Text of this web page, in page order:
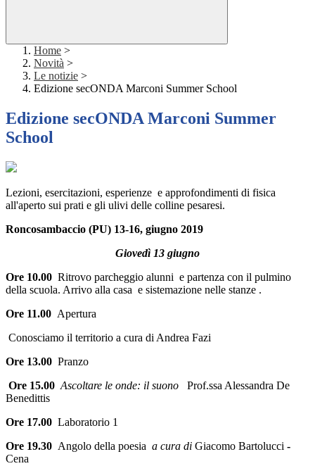
Home >
Novità >
Le notizie >
Edizione secONDA Marconi Summer School
Edizione secONDA Marconi Summer
School
Lezioni, esercitazioni, esperienze e approfondimenti di fisica
all'aperto sui prati e gli ulivi delle colline pesaresi.
Roncosambaccio (PU) 13-16, giugno 2019
Giovedì 13 giugno
Ore 10.00 Ritrovo parcheggio alunni e partenza con il pulmino
della scuola. Arrivo alla casa e sistemazione nelle stanze .
Ore 11.00 Apertura
Conosciamo il territorio a cura di Andrea Fazi
Ore 13.00 Pranzo
Ore 15.00 Ascoltare le onde: il suono
Prof.ssa Alessandra De
Benedittis
Ore 17.00 Laboratorio 1
Ore 19.30 Angolo della poesia a cura di Giacomo Bartolucci -
Cena